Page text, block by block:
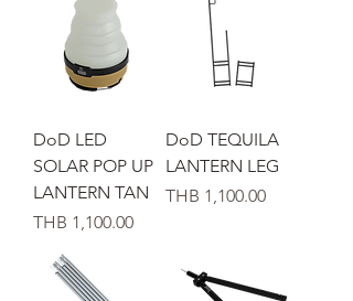
DoD LED
SOLAR POP UP
LANTERN TAN
価格
THB 1,100.00
DoD TEQUILA
LANTERN LEG
価格
THB 1,100.00